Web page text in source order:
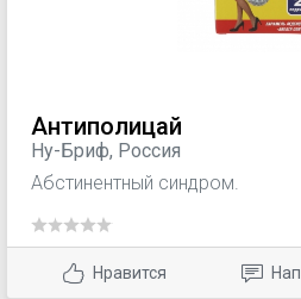
Антиполицай
Ну-Бриф, Россия
Абстинентный синдром.
Нравится